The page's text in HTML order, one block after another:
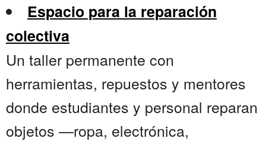
Espacio para la reparación
colectiva
Un taller permanente con
herramientas, repuestos y mentores
donde estudiantes y personal reparan
objetos —ropa, electrónica,